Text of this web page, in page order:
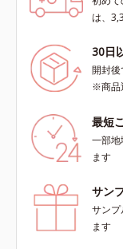
は、
30日
開封
※商品
最短
一部
ます
サン
サン
ます